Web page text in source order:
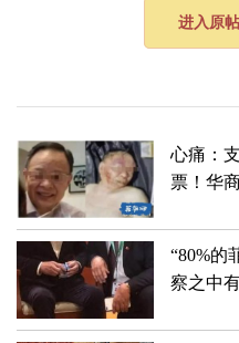
进入原
心痛：
票！华
“80%的
察之中